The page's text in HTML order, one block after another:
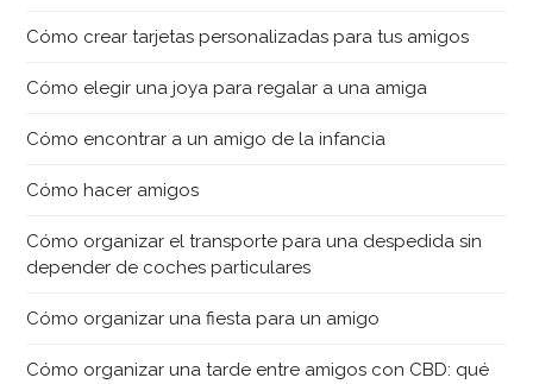
Cómo crear tarjetas personalizadas para tus amigos
Cómo elegir una joya para regalar a una amiga
Cómo encontrar a un amigo de la infancia
Cómo hacer amigos
Cómo organizar el transporte para una despedida sin
depender de coches particulares
Cómo organizar una fiesta para un amigo
Cómo organizar una tarde entre amigos con CBD: qué